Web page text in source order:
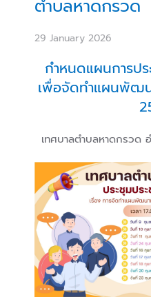
ตำบลหาดกรวด
29 January 2026
กำหนดแผนการป
เพื่อจัดทำแผนพัฒ
เทศบาลตำบลหาดกรวด